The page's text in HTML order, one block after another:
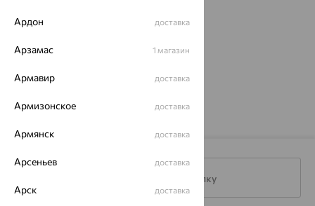
Браслет, золото, микс
камней, SOKOLOV
Подписаться на рассылку
Ардон доставка
Арзамас 1 магазин
Армавир доставка
Армизонское доставка
Армянск доставка
Арсеньев доставка
Арск доставка